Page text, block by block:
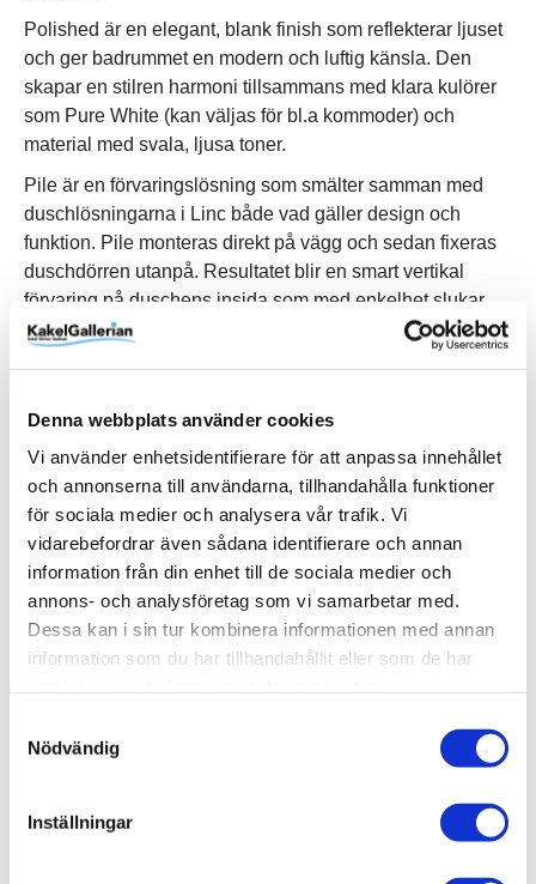
Denna webbplats använder cookies
Vi använder enhetsidentifierare för att anpassa innehållet
och annonserna till användarna, tillhandahålla funktioner
för sociala medier och analysera vår trafik. Vi
vidarebefordrar även sådana identifierare och annan
information från din enhet till de sociala medier och
annons- och analysföretag som vi samarbetar med.
Dessa kan i sin tur kombinera informationen med annan
information som du har tillhandahållit eller som de har
Nödvändig
Inställningar
Polished är en elegant, blank finish som reflekterar ljuset
och ger badrummet en modern och luftig känsla. Den
skapar en stilren harmoni tillsammans med klara kulörer
som Pure White (kan väljas för bl.a kommoder) och
material med svala, ljusa toner.
Pile är en förvaringslösning som smälter samman med
duschlösningarna i Linc både vad gäller design och
funktion. Pile monteras direkt på vägg och sedan fixeras
duschdörren utanpå. Resultatet blir en smart vertikal
förvaring på duschens insida som med enkelhet slukar
familjens alla schampo- och duschflaskor utan att ta extra
onödig plats i själva duschytan. Pile kommer med fem
behov. Skruvas i vägg alternativt limmas upp med Safe-
Produktinformation
artikelnummer:
56030188+80000688+80000826-
INR
Varumärken / INR /